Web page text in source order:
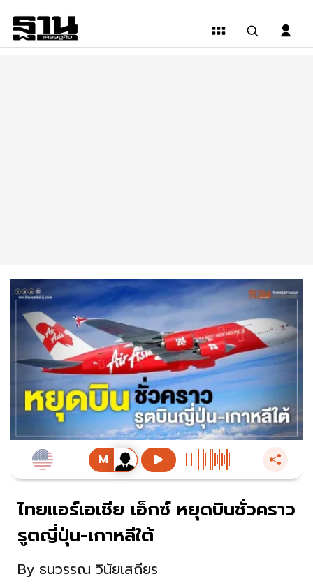
ไทยแอร์เอเชีย เอ็กซ์ หยุดบินชั่วคราว
รูตญี่ปุ่น-เกาหลีใต้
By ธนวรรณ วินัยเสถียร